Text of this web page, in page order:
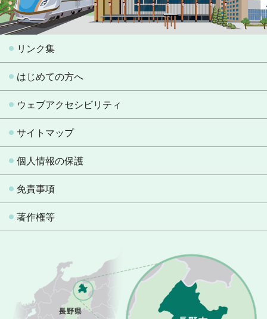
リンク集
はじめての方へ
ウェブアクセシビリティ
サイトマップ
個人情報の保護
免責事項
著作権等